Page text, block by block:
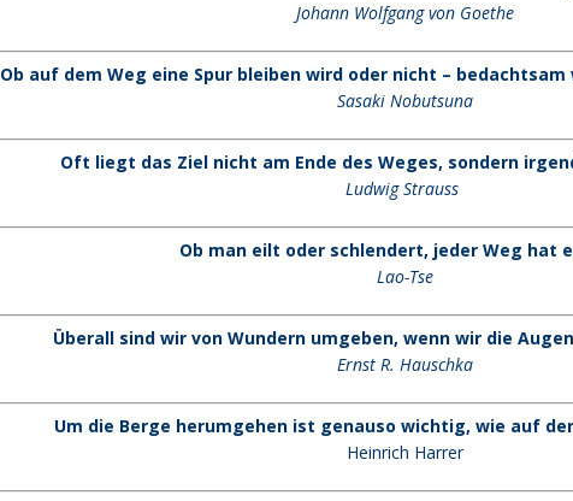
Johann Wolfgang von Goethe
Ob auf dem Weg eine Spur bleiben wird oder nicht –
Sasaki Nobutsuna
Oft liegt das Ziel nicht am Ende des Weges, sondern
Ludwig Strauss
Ob man eilt oder schlendert, jeder Weg hat
Lao-Tse
Überall sind wir von Wundern umgeben, wenn wir die
Ernst R. Hauschka
Um die Berge herumgehen ist genauso wichtig, wie auf
Heinrich Harrer